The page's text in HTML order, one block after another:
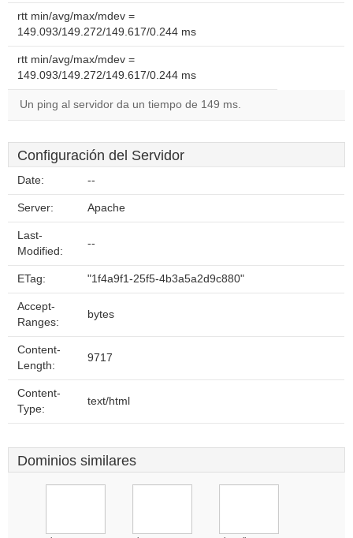
rtt min/avg/max/mdev =
149.093/149.272/149.617/0.244 ms
rtt min/avg/max/mdev =
149.093/149.272/149.617/0.244 ms
Un ping al servidor da un tiempo de 149 ms.
Configuración del Servidor
Date: --
Server: Apache
Last-
Modified:
--
ETag: "1f4a9f1-25f5-4b3a5a2d9c880"
Accept-
Ranges:
bytes
Content-
Length:
9717
Content-
Type:
text/html
Dominios similares